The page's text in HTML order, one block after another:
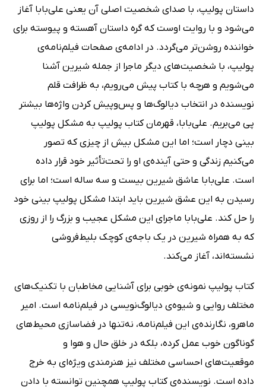
داستان پولیپ، با صدای شخصیت اصلی آن یعنی علی‌بابا آغاز
می‌شود و با روایت اوست که گره داستان آهسته و پیوسته برای
خواننده روشن‌تر می‌گردد. در ادامه‌ی صفحات فیلم‌نامه‌ی
پولیپ، با شخصیت‌های دیگر ماجرا از جمله شیرین آشنا
می‌شویم و هرچه با کتاب پیش می‌رویم، به ظرافت قلم
نویسنده در انتخاب دیالوگ‌ها و پس‌وپیش کردن واژه‌ها بیشتر
پی می‌بریم. علی‌بابا، قهرمان کتاب پولیپ به مشکل پولیپ
بینی دچار است؛ اما این مشکل بیش از چیزی که تصور
می‌کنیم زندگی و حتی آینده‌ی او را تحت‌تأثیر خود قرار داده
است. علی‌بابا عاشق شیرین بیست و سه ساله است؛ اما برای
رسیدن به این عشق شیرین باید ابتدا مشکل پولیپ بینی خود
را حل کند. علی‌بابا ماجرای این مشکل عجیب و بزرگ را از روزی
که به همراه شیرین در یک باجه‌ی کوچک بلیط‌فروشی
نشسته‌اند، آغاز می‌کند.
کتاب پولیپ نمونه‌ی خوبی برای آشنایی مخاطبان با تکنیک‌های
مختلف روایی و شیوه‌ی دیالوگ‌نویسی در فیلم‌نامه است. امیر
ماهرو، نگارنده‌ی این فیلم‌نامه، نه‌تنها در فضاسازی محیط‌های
گوناگون خوب عمل کرده، بلکه در خلق حال و هوا و
موقعیت‌های احساسی مختلف نیز هنرمندی ویژه‌ای به خرج
داده است. نویسنده‌ی کتاب پولیپ همچنین توانسته با دادن